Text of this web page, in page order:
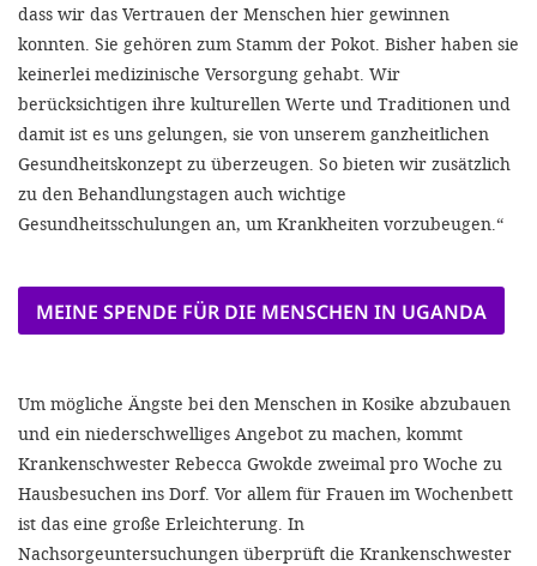
dass wir das Vertrauen der Menschen hier gewinnen
konnten. Sie gehören zum Stamm der Pokot. Bisher haben sie
keinerlei medizinische Versorgung gehabt. Wir
berücksichtigen ihre kulturellen Werte und Traditionen und
damit ist es uns gelungen, sie von unserem ganzheitlichen
Gesundheitskonzept zu überzeugen. So bieten wir zusätzlich
zu den Behandlungstagen auch wichtige
Gesundheitsschulungen an, um Krankheiten vorzubeugen.“
MEINE SPENDE FÜR DIE MENSCHEN IN UGANDA
Um mögliche Ängste bei den Menschen in Kosike abzubauen
und ein niederschwelliges Angebot zu machen, kommt
Krankenschwester Rebecca Gwokde zweimal pro Woche zu
Hausbesuchen ins Dorf. Vor allem für Frauen im Wochenbett
ist das eine große Erleichterung. In
Nachsorgeuntersuchungen überprüft die Krankenschwester